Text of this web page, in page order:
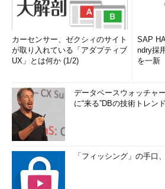
カーセンサー、ゼクシィのサイト
が取り入れている「アダプティブ
UX」とは何か (1/2)
SAP
ndry採
を一新
データベースウォッチャ
に“来る”DBの技術トレン
「フィッシング」の手口